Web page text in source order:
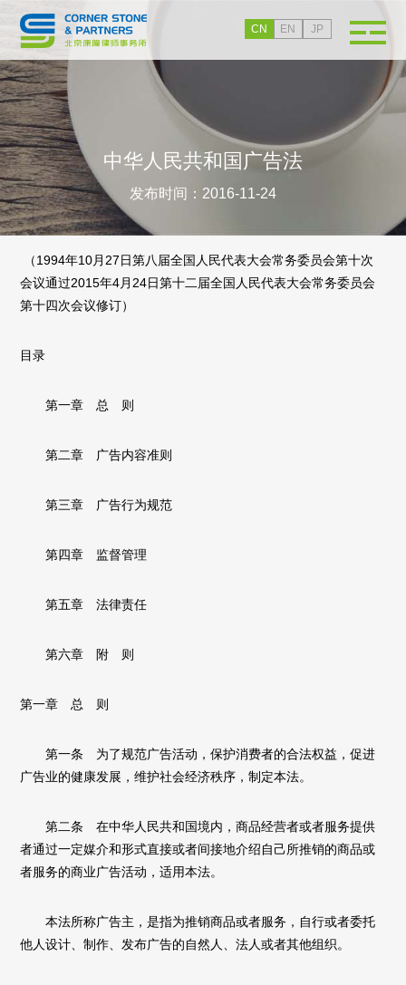
CN EN JP
中华人民共和国广告法
发布时间：2016-11-24
（1994年10月27日第八届全国人民代表大会常务委员会第十次
会议通过2015年4月24日第十二届全国人民代表大会常务委员会
第十四次会议修订）
目录
第一章 总 则
第二章 广告内容准则
第三章 广告行为规范
第四章 监督管理
第五章 法律责任
第六章 附 则
第一章 总 则
第一条 为了规范广告活动，保护消费者的合法权益，促进
广告业的健康发展，维护社会经济秩序，制定本法。
第二条 在中华人民共和国境内，商品经营者或者服务提供
者通过一定媒介和形式直接或者间接地介绍自己所推销的商品或
者服务的商业广告活动，适用本法。
本法所称广告主，是指为推销商品或者服务，自行或者委托
他人设计、制作、发布广告的自然人、法人或者其他组织。